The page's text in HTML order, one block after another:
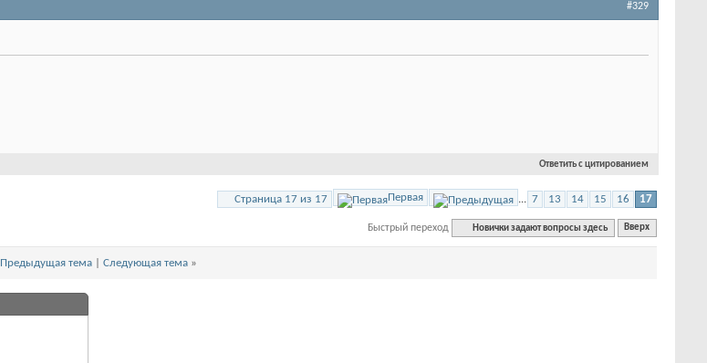
#329
Ответить с цитированием
Страница 17 из 17 Первая 7 13 14 15 16 17
Быстрый переход Новички задают вопросы здесь Вверх
Предыдущая тема Следующая тема »